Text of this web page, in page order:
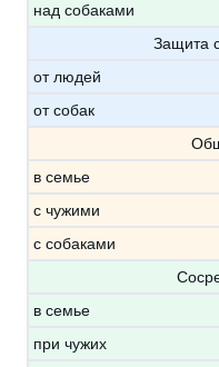
над собаками
Защита
от людей
от собак
в семье
с чужими
с собаками
в семье
при чужих